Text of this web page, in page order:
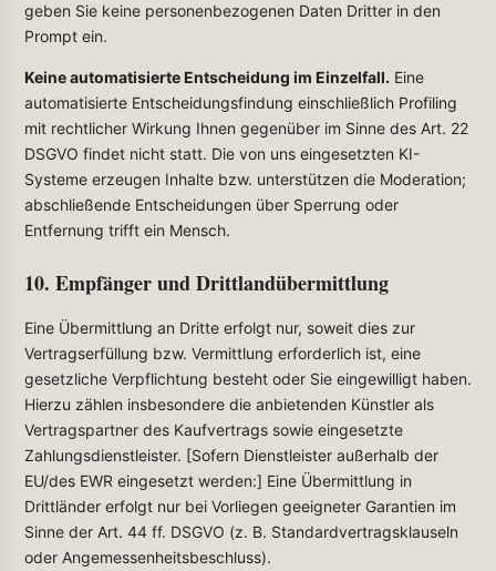
geben Sie keine personenbezogenen Daten Dritter in den
Prompt ein.
Keine automatisierte Entscheidung im Einzelfall. Eine
automatisierte Entscheidungsfindung einschließlich Profiling
mit rechtlicher Wirkung Ihnen gegenüber im Sinne des Art. 22
DSGVO findet nicht statt. Die von uns eingesetzten KI-
Systeme erzeugen Inhalte bzw. unterstützen die Moderation;
abschließende Entscheidungen über Sperrung oder
Entfernung trifft ein Mensch.
10. Empfänger und Drittlandübermittlung
Eine Übermittlung an Dritte erfolgt nur, soweit dies zur
Vertragserfüllung bzw. Vermittlung erforderlich ist, eine
gesetzliche Verpflichtung besteht oder Sie eingewilligt haben.
Hierzu zählen insbesondere die anbietenden Künstler als
Vertragspartner des Kaufvertrags sowie eingesetzte
Zahlungsdienstleister. [Sofern Dienstleister außerhalb der
EU/des EWR eingesetzt werden:] Eine Übermittlung in
Drittländer erfolgt nur bei Vorliegen geeigneter Garantien im
Sinne der Art. 44 ff. DSGVO (z. B. Standardvertragsklauseln
oder Angemessenheitsbeschluss).